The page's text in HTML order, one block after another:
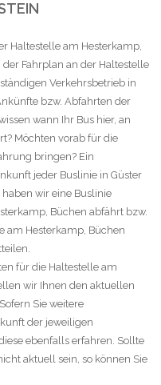
Haltestelle am Hesterkamp,
der Fahrplan an der Haltestelle
Verkehrsbetrieb in
bzw. Abfahrten der
wann Ihr Bus hier, an
Möchten vorab für die
bringen? Ein
jeder Buslinie in Güster
wir eine Buslinie
Büchen abfährt bzw.
am Hesterkamp, Büchen
für die Haltestelle am
wir Ihnen den aktuellen
Sie weitere
der jeweiligen
ebenfalls erfahren. Sollte
aktuell sein, so können Sie